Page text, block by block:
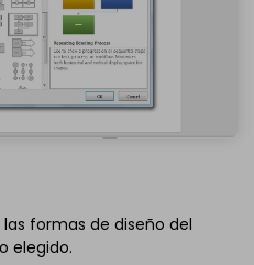
formas de diseño del
elegido.